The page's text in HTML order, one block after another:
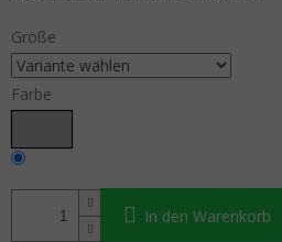
Größe
Farbe
In den Warenkorb